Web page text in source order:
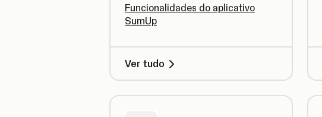
Funcionalidades do aplicativo
SumUp
Ver tudo